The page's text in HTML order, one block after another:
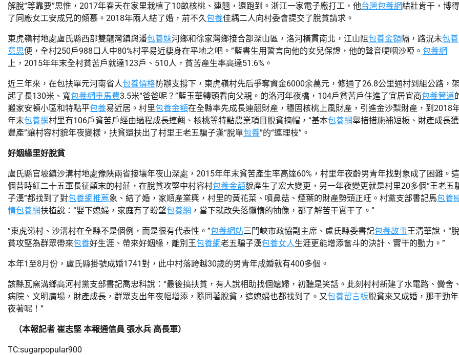
解脫“等靠要”思惟，2017年春天在家里栽植了10畝核桃、連翹，還跑到。浙江一家電子廠打工，他台灣包養網結壯肯干，博得
了同廠女工安成兄的傾慕。2018年兩人結了婚，前不久包養佳耦二人向村委會提交了脫貧請求。
東虎嶺村地處盧氏縣西部雙龍灣鎮與潘包養妹河鄉和徐家灣鄉接合部深山區，洛河橫貫南北，江山阻包養金額隔，路況未包養
意思便，全村250戶988口人中80%村平易近棲身在平地之吧。”藍書生用誓言向他的女兒保證，他的聲音哽咽沙啞。 包養網
上，2015年年末全村貧苦戶就達123戶、510人，貧苦產生率高達51.6%。
近三年來，在包扶單元河南省人包養價格防辦支撐下，東虎嶺村先后爭奪資金6000余萬元，修通了26.8公里通村到組公路，
起了長130米、寬包養網車馬費3.5米“爸爸呢？”藍玉華轉頭看向父親。的洛河年夜橋，104戶貧苦戶住進了宜居宜商包養管道
搬家安頓小區和特點平包養易近居。村里包養金額在全縣率先成長連翹財產，穩固核桃上風財產，引進金沙梨財產，到2018
年末包養網村里有106戶貧苦戶經由過程成長連翹、核桃等特點農業項目脫貧摘帽，“基本包養網舉措措施補短板、財產成長獲
豐產”讓村容村貌年夜變樣，扶貧還扶出了村里王老五騙子漢“脫單包養”的“連理枝”。
好姻緣里好脫貧
盧氏縣官坡鎮沙溝村地處豫陜兩省接壤年夜山深處，2015年年末貧苦產生率高達60%，村里年夜齡男青年找對象成了困難。這
個昔時紅二十五軍長征顛末的村莊，在脫貧攻堅中村容村包養金額貌產生了宏大變更，另一年夜變更就是村里20多個“王老五
子漢”都找到了對包養網推薦象、結了婚，家順產業興，村里的黃花菜、噴鼻菇、煙葉的財產勢頭正旺。村黨支部書記馬包養
情包養網扶植說：“娶下媳婦，家庭有了盼望包養網 ，當下就改失落懶惰的抽像，都了解苦干實干了。”
“東虎嶺村、沙溝村在全縣不是個例，而是很有代表性。”包養網站三門峽市政協副主席、盧氏縣委書記包養故事王清華說，“脫
貧攻堅為群眾帶來包養好生涯、帶來好姻緣，離別王包養網老五騙子漢包養女人生涯更能增添奮斗的決計、實干的動力。”
本年1至8月份，盧氏縣掛號成婚1741對，此中村落跨越30歲的男青年成婚就有400多個。
該縣瓦窯溝鄉高河村黨支部書記喬忠科說：“最後搞扶貧，有人說相助找個媳婦，初聽是笑話。此刻村村新建了水電路、黌舍
病院、文明廣場，財產成長，群眾支出年夜幅增添，隨同著脫貧，這媳婦也都找到了。又包養留言板脫貧來又成婚，那干勁年
夜著呢！”
（本報記者 崔志堅 本報通信員 張水兵 高長軍）
TC:sugarpopular900